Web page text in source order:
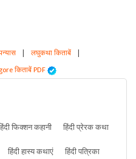
| लघुकथा किताबें |
किताबें PDF
फिक्शन कहानी
हिंदी प्रेरक कथा
हिंदी हास्य कथाएं
हिंदी पत्रिका